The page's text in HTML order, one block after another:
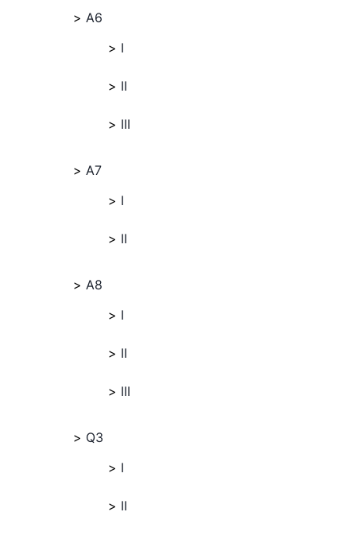
A6
I
II
III
A7
I
II
A8
I
II
III
Q3
I
II